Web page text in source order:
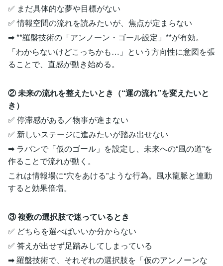
✅ まだ具体的な夢や目標がない
✅ 情報空間の流れを読みたいが、焦点が定まらない
➡ **羅盤技術の「アンノーン・ゴール設定」**が有効。
「わからないけどこっちかも…」という方向性に意図を張
ることで、直感が動き始める。
② 未来の流れを整えたいとき（“運の流れ”を変えたいと
き）
✅ 停滞感がある／物事が進まない
✅ 新しいステージに進みたいが踏み出せない
➡ ラバンで「仮のゴール」を設定し、未来への“風の道”を
作ることで流れが動く。
これは情報場に“穴をあける”ような行為。風水龍脈と連動
すると効果倍増。
③ 複数の選択肢で迷っているとき
✅ どちらを選べばいいか分からない
✅ 答えが出せず足踏みしてしまっている
➡ 羅盤技術で、それぞれの選択肢を「仮のアンノーンな